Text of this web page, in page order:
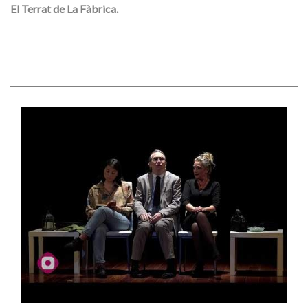
El Terrat de La Fàbrica.